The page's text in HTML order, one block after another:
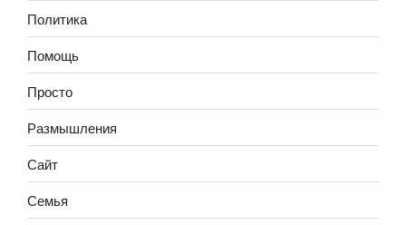
Политика
Помощь
Просто
Размышления
Сайт
Семья